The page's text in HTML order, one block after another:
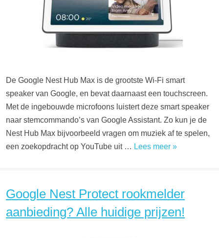
De Google Nest Hub Max is de grootste Wi-Fi smart
speaker van Google, en bevat daarnaast een touchscreen.
Met de ingebouwde microfoons luistert deze smart speaker
naar stemcommando’s van Google Assistant. Zo kun je de
Nest Hub Max bijvoorbeeld vragen om muziek af te spelen,
een zoekopdracht op YouTube uit … Lees meer »
Google Nest Protect rookmelder
aanbieding? Alle huidige prijzen!